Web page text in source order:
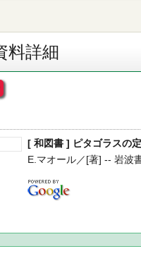
料詳細
[ 和図書 ] ピタゴラスの
E.マオール／[著] -- 岩波